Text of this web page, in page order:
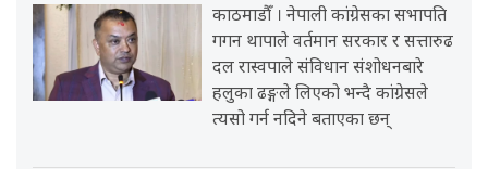
काठमाडौँ । नेपाली कांग्रेसका सभापति
गगन थापाले वर्तमान सरकार र सत्तारुढ
दल रास्वपाले संविधान संशोधनबारे
हलुका ढङ्गले लिएको भन्दै कांग्रेसले
त्यसो गर्न नदिने बताएका छन्